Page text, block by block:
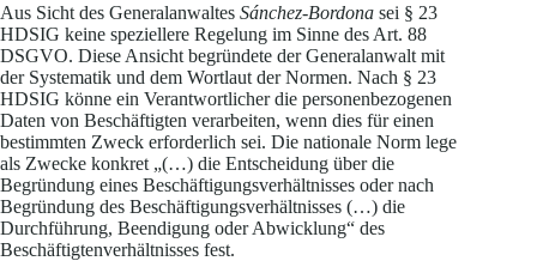
Aus Sicht des Generalanwaltes Sánchez-Bordona sei § 23
HDSIG keine speziellere Regelung im Sinne des Art. 88
DSGVO. Diese Ansicht begründete der Generalanwalt mit
der Systematik und dem Wortlaut der Normen. Nach § 23
HDSIG könne ein Verantwortlicher die personenbezogenen
Daten von Beschäftigten verarbeiten, wenn dies für einen
bestimmten Zweck erforderlich sei. Die nationale Norm lege
als Zwecke konkret „(…) die Entscheidung über die
Begründung eines Beschäftigungsverhältnisses oder nach
Begründung des Beschäftigungsverhältnisses (…) die
Durchführung, Beendigung oder Abwicklung“ des
Beschäftigtenverhältnisses fest.